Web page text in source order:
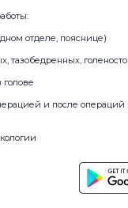
отделе, пояснице)
тазобедренных,
и после операций